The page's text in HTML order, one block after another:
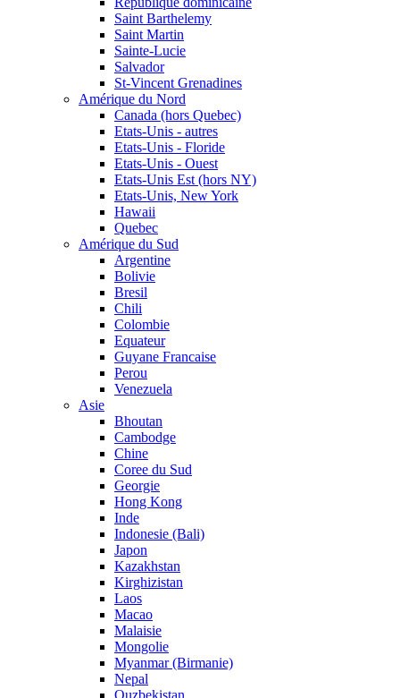
Saint Barthelemy
Saint Martin
Sainte-Lucie
Salvador
St-Vincent Grenadines
Amérique du Nord
Canada (hors Quebec)
Etats-Unis - autres
Etats-Unis - Floride
Etats-Unis - Ouest
Etats-Unis Est (hors NY)
Etats-Unis, New York
Hawaii
Quebec
Amérique du Sud
Argentine
Bolivie
Bresil
Chili
Colombie
Equateur
Guyane Francaise
Perou
Venezuela
Asie
Bhoutan
Cambodge
Chine
Coree du Sud
Georgie
Hong Kong
Inde
Indonesie (Bali)
Japon
Kazakhstan
Kirghizistan
Laos
Macao
Malaisie
Mongolie
Myanmar (Birmanie)
Nepal
Ouzbekistan